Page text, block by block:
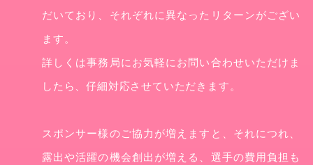
だいており、それぞれに異なったリターンがござい
ます。
詳しくは事務局にお気軽にお問い合わせいただけま
したら、仔細対応させていただきます。
スポンサー様のご協力が増えますと、それにつれ、
露出や活躍の機会創出が増える、選手の費用負担も